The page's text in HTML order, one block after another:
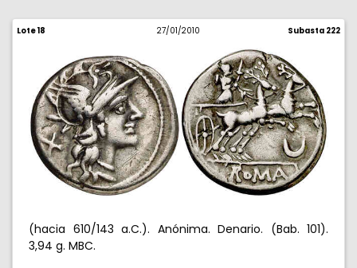
Lote 18 27/01/2010 Subasta 222
(hacia 610/143 a.C.). Anónima. Denario. (Bab. 101).
3,94 g. MBC.